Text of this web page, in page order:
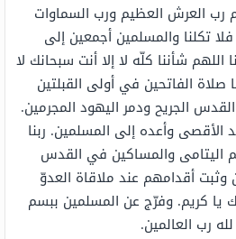
رب العرش العظيم ورب السماوات
تكلنا والمسلمين أجمعين إلى
شأننا كلّه لا إلا أنت سبحانك لا
صلاة الفاتحين في أولى القبلتين
الجريح ودمر اليهود المجرمين.
وأعده إلى المسلمين. ربنا
اليتامى والمساكين في القدس
وثبت أقدامهم عند ملاقاة العدوّ
كريم. وفرّج عن المسلمين ببسم
رب العالمين.